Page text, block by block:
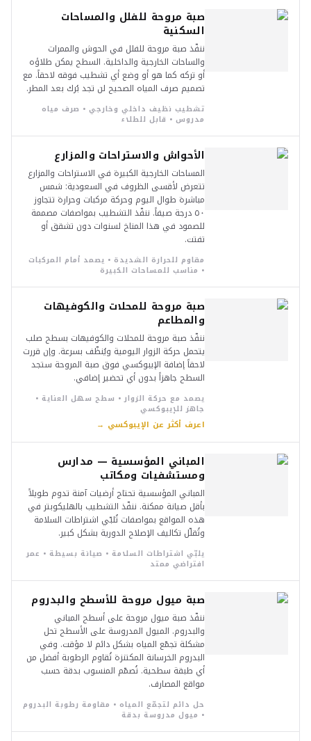
صبة مروحة للفلل والمساحات
السكنية
ننفّذ صبة مروحة للفلل في الحوش والممرات
والساحات الخارجية والداخلية. السطح يمكن طلاؤه
أو تركه كما هو أو وضع أي تشطيب فوقه لاحقاً. مع
تصميم صرف المياه الصحيح لن تجد بُرك بعد المطر.
تشطيب نظيف داخلي وخارجي • صرف مياه
مدروس • قابل للطلاء
الأحواش والاستراحات والمزارع
المساحات الخارجية الكبيرة في الاستراحات والمزارع
تتعرض لأقسى الظروف في السعودية: شمس
مباشرة طوال اليوم وحركة مركبات وحرارة تتجاوز
٥٠ درجة صيفاً. ننفّذ التشطيب بمواصفات مصممة
للصمود في هذا المناخ لسنوات دون تشقق أو
تفتت.
مقاوم للحرارة الشديدة • يصمد أمام المركبات
• مناسب للمساحات الكبيرة
صبة مروحة للمحلات والكوفيهات
والمطاعم
ننفّذ صبة مروحة للمحلات والكوفيهات بسطح صلب
يتحمل حركة الزوار اليومية ويُنظّف بسرعة. وإن قررت
لاحقاً إضافة الإيبوكسي فوق صبة المروحة ستجد
السطح جاهزاً بدون أي تحضير إضافي.
يصمد مع حركة الزوار • سطح سهل العناية •
جاهز للإيبوكسي
اعرف أكثر عن الإيبوكسي →
المباني المؤسسية — مدارس
ومستشفيات ومكاتب
المباني المؤسسية تحتاج أرضيات آمنة تدوم طويلاً
بأقل صيانة ممكنة. ننفّذ التشطيب بالهليكوبتر في
هذه المواقع بمواصفات تُلبّي اشتراطات السلامة
وتُقلّل تكاليف الإصلاح الدورية بشكل كبير.
يلبّي اشتراطات السلامة • صيانة بسيطة • عمر
افتراضي ممتد
صبة ميول مروحة للأسطح والبدروم
ننفّذ صبة ميول مروحة على أسطح المباني
والبدروم. الميول المدروسة على الأسطح تحل
مشكلة تجمّع المياه بشكل دائم لا مؤقت. وفي
البدروم الخرسانة المكتنزة تُقاوم الرطوبة أفضل من
أي طبقة سطحية. نُصمّم المنسوب بدقة حسب
مواقع المصارف.
حل دائم لتجمّع المياه • مقاومة رطوبة البدروم
• ميول مدروسة بدقة